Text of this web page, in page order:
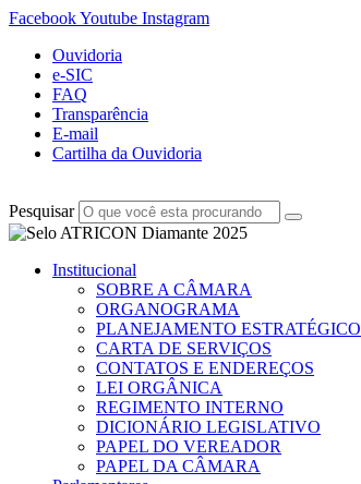
FacebookYoutube Instagram
Ouvidoria
e-SIC
FAQ
Transparência
E-mail
Cartilha da Ouvidoria
Pesquisar
Institucional
SOBRE A CÂMARA
ORGANOGRAMA
PLANEJAMENTO ESTRATÉGICO
CARTA DE SERVIÇOS
CONTATOS E ENDEREÇOS
LEI ORGÂNICA
REGIMENTO INTERNO
DICIONÁRIO LEGISLATIVO
PAPEL DO VEREADOR
PAPEL DA CÂMARA